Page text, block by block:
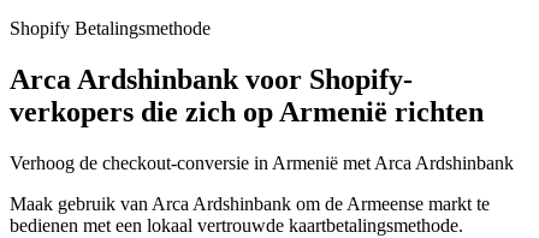
Shopify Betalingsmethode
Arca Ardshinbank voor Shopify-
verkopers die zich op Armenië richten
Verhoog de checkout-conversie in Armenië met Arca Ardshinbank
Maak gebruik van Arca Ardshinbank om de Armeense markt te
bedienen met een lokaal vertrouwde kaartbetalingsmethode.